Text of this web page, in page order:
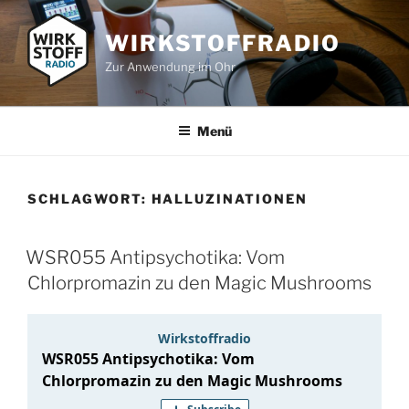
Zum
Inhalt
springen
WIRKSTOFFRADIO
Zur Anwendung im Ohr
Menü
SCHLAGWORT: HALLUZINATIONEN
WSR055 Antipsychotika: Vom
Chlorpromazin zu den Magic Mushrooms